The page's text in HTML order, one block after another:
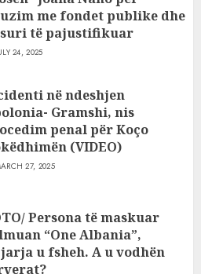
me fondet publike dhe
të pajustifikuar
24, 2025
në ndeshjen
Gramshi, nis
penal për Koço
(VIDEO)
27, 2025
Persona të maskuar
“One Albania”,
u fsheh. A u vodhën